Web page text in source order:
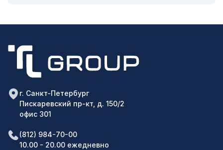
г. Санкт-Петербург
Пискаревский пр-кт, д. 150/2
офис 301
(812) 984-70-00
10.00 - 20.00 ежедневно